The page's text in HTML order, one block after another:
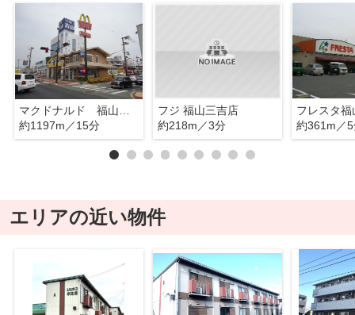
マクドナルド 福山王子町店
約1197m／15分
フジ 福山三吉店
約218m／3分
フレスタ福
約361m／
エリアの近い物件